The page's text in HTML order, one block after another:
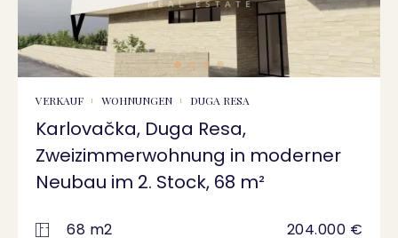
VERKAUF WOHNUNGEN DUGA RESA
Karlovačka, Duga Resa,
Zweizimmerwohnung in moderner
Neubau im 2. Stock, 68 m²
68 m2 204.000 €